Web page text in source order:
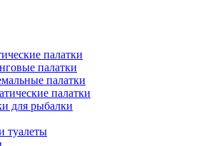
палатки
палатки
палатки
палатки
для рыбалки
туалеты